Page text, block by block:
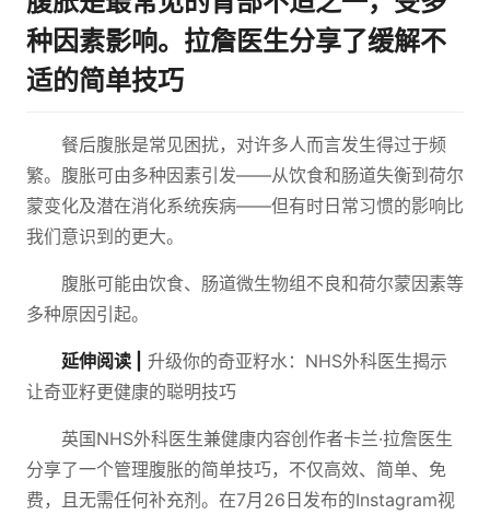
种因素影响。拉詹医生分享了缓解不
适的简单技巧
餐后腹胀是常见困扰，对许多人而言发生得过于频
繁。腹胀可由多种因素引发——从饮食和肠道失衡到荷尔
蒙变化及潜在消化系统疾病——但有时日常习惯的影响比
我们意识到的更大。
腹胀可能由饮食、肠道微生物组不良和荷尔蒙因素等
多种原因引起。
延伸阅读 |
升级你的奇亚籽水：NHS外科医生揭示
让奇亚籽更健康的聪明技巧
英国NHS外科医生兼健康内容创作者卡兰·拉詹医生
分享了一个管理腹胀的简单技巧，不仅高效、简单、免
费，且无需任何补充剂。在7月26日发布的Instagram视